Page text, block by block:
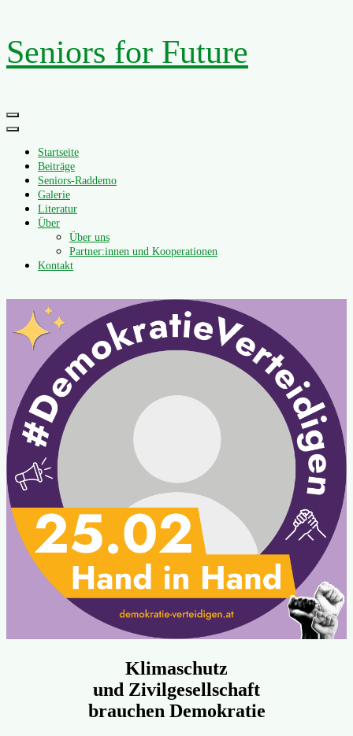
Zum
Inhalt
springen
Seniors for Future
Primäres
Menü
Startseite
Beiträge
Seniors-Raddemo
Galerie
Literatur
Über
Über uns
Partner:innen und Kooperationen
Kontakt
Klimaschutz
und Zivilgesellschaft
brauchen Demokratie